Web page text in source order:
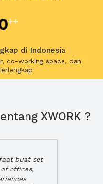
di Indonesia
co-working space, dan
XWORK ?
buat set
offices,